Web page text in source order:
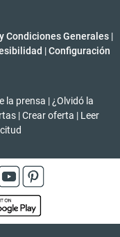
Condiciones Generales |
| Configuración
la prensa | ¿Olvidó la
| Crear oferta | Leer